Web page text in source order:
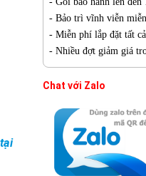
- Bảo trì vĩnh viễn
- Miễn phí lắp đặt tất
- Nhiều đợt giảm giá
Chat với Zalo